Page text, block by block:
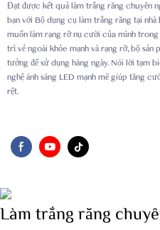
Đạt được kết quả làm trắng răng chuyên
bạn với Bộ dụng cụ làm trắng răng tại
muốn làm rạng rỡ nụ cười của mình
trì vẻ ngoài khỏe mạnh và rạng rỡ, bộ
tưởng để sử dụng hàng ngày. Nói lời tạm
nghệ ánh sáng LED mạnh mẽ giúp tăng
rệt.
Làm trắng răng